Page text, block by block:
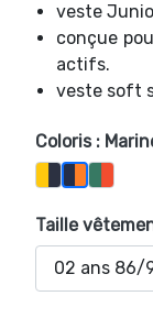
veste
conçue
actifs.
veste soft
Coloris :
Anthracite /
Marine /
Vert
Taille